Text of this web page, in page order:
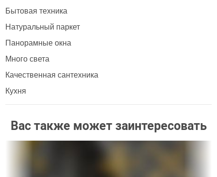
Бытовая техника
Натуральный паркет
Панорамные окна
Много света
Качественная сантехника
Кухня
Вас также может заинтересовать